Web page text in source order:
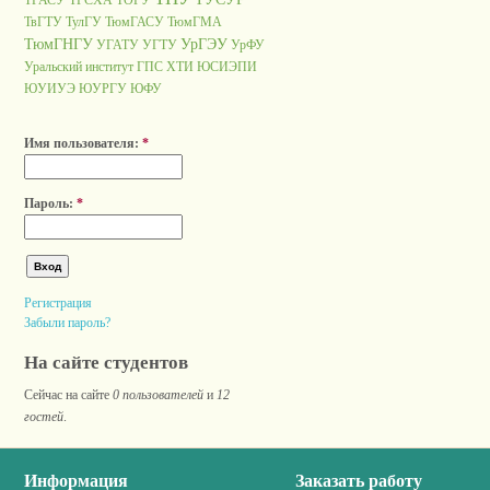
ТвГТУ ТулГУ ТюмГАСУ ТюмГМА
ТюмГНГУ УГАТУ УГТУ УрГЭУ УрФУ
Уральский институт ГПС ХТИ ЮСИЭПИ
ЮУИУЭ ЮУРГУ ЮФУ
Имя пользователя: *
Пароль: *
Регистрация
Забыли пароль?
На сайте студентов
Сейчас на сайте 0 пользователей и 12
гостей
Информация Заказать работу